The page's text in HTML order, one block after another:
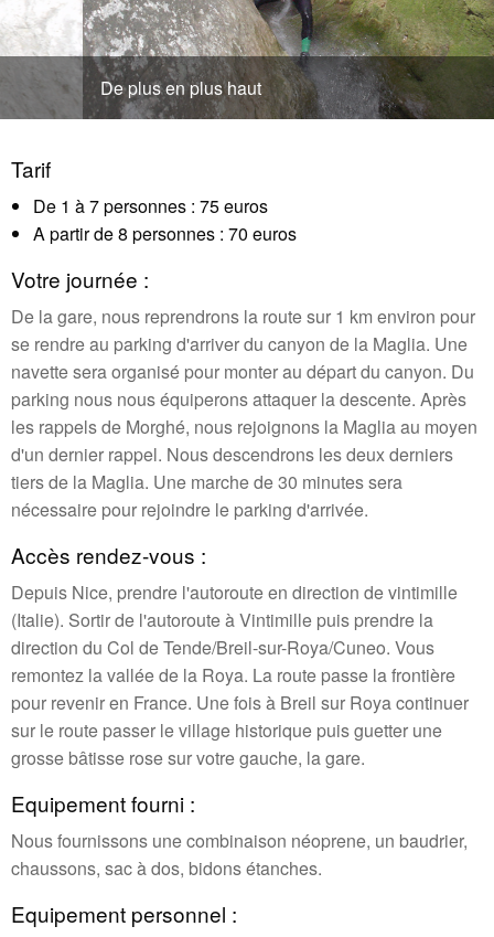
De plus en plus haut
Tarif
De 1 à 7 personnes : 75 euros
A partir de 8 personnes : 70 euros
Votre journée :
De la gare, nous reprendrons la route sur 1 km environ pour
se rendre au parking d'arriver du canyon de la Maglia. Une
navette sera organisé pour monter au départ du canyon. Du
parking nous nous équiperons attaquer la descente. Après
les rappels de Morghé, nous rejoignons la Maglia au moyen
d'un dernier rappel. Nous descendrons les deux derniers
tiers de la Maglia. Une marche de 30 minutes sera
nécessaire pour rejoindre le parking d'arrivée.
Accès rendez-vous :
Depuis Nice, prendre l'autoroute en direction de vintimille
(Italie). Sortir de l'autoroute à Vintimille puis prendre la
direction du Col de Tende/Breil-sur-Roya/Cuneo. Vous
remontez la vallée de la Roya. La route passe la frontière
pour revenir en France. Une fois à Breil sur Roya continuer
sur le route passer le village historique puis guetter une
grosse bâtisse rose sur votre gauche, la gare.
Equipement fourni :
Nous fournissons une combinaison néoprene, un baudrier,
chaussons, sac à dos, bidons étanches.
Equipement personnel :